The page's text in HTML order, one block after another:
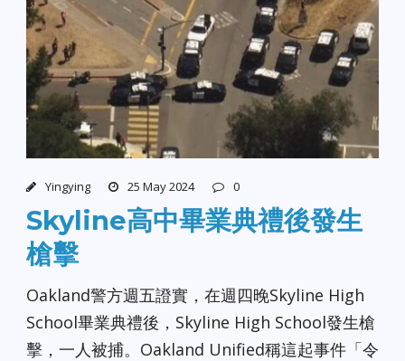
Yingying 25 May 2024 0
Skyline高中畢業典禮後發生
槍擊
Oakland警方週五證實，在週四晚Skyline High
School畢業典禮後，Skyline High School發生槍
擊，一人被捕。Oakland Unified稱這起事件「令